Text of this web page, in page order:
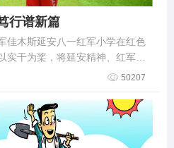
行谱新篇
佳木斯延安八一红军小学在红色
干为桨，将延安精神、红军风
学的每一寸肌理，以党建铸魂、
50207